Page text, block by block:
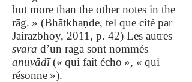
but more than the other notes in the
rāg. » (Bhātkhaṇde, tel que cité par
Jairazbhoy, 2011, p. 42) Les autres
svara d’un raga sont nommés
anuvādī(« qui fait écho », « qui
résonne »).